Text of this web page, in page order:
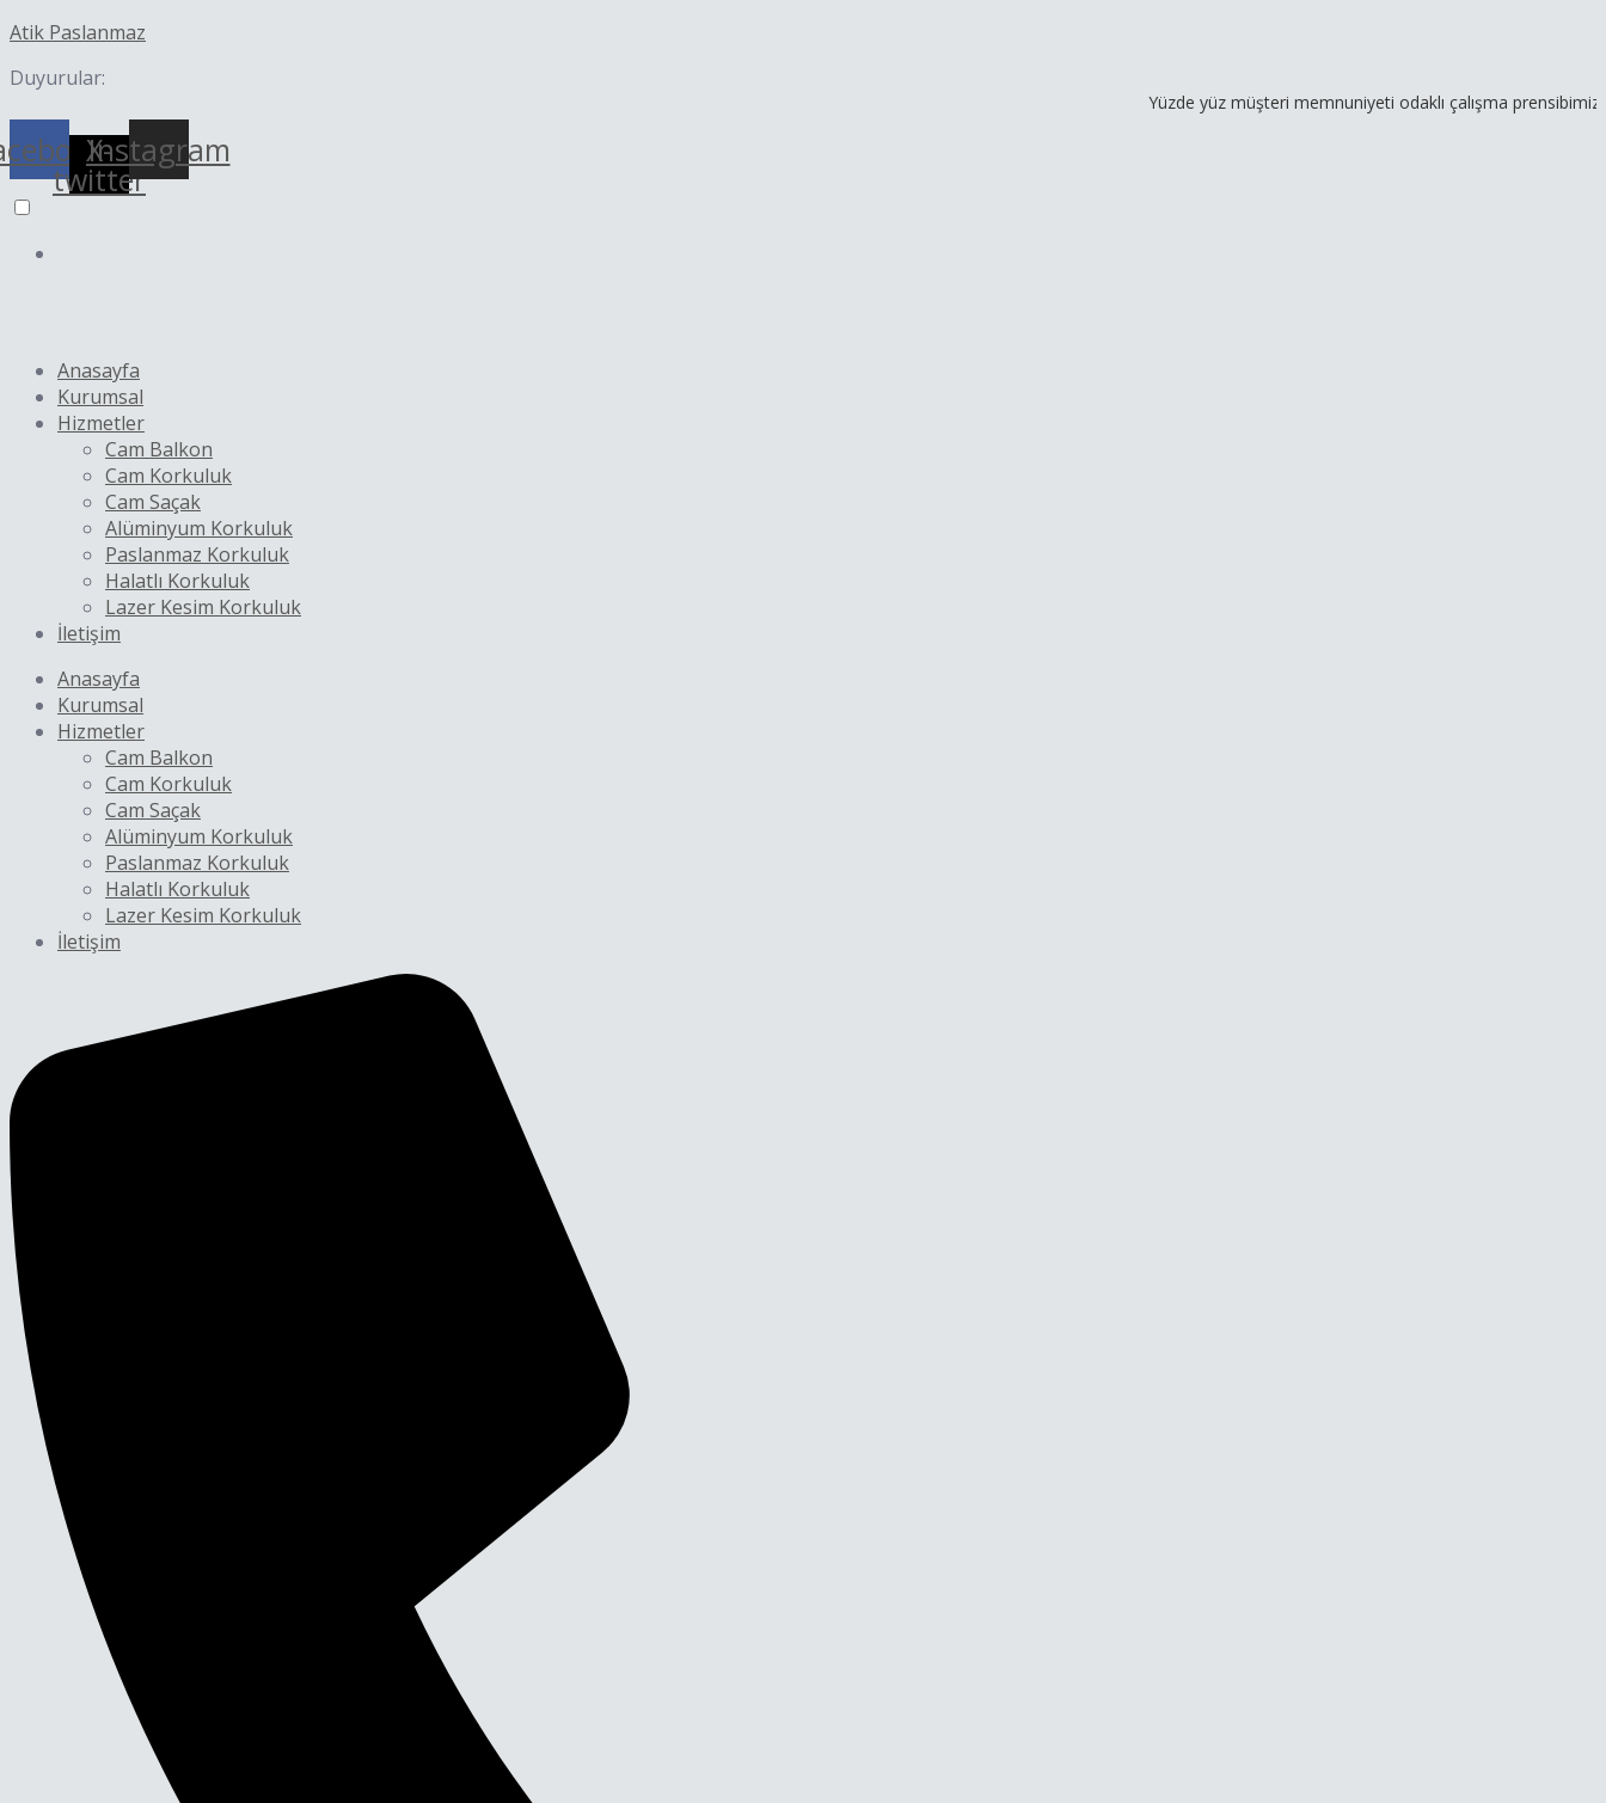
atla
Atik Paslanmaz
Duyurular:
Yüzde yüz müşteri memnuniyeti odaklı çalışma prensibimiz ve
X-
twitter
Instagram
Anasayfa
Kurumsal
Hizmetler
Cam Balkon
Cam Korkuluk
Cam Saçak
Alüminyum Korkuluk
Paslanmaz Korkuluk
Halatlı Korkuluk
Lazer Kesim Korkuluk
İletişim
Anasayfa
Kurumsal
Hizmetler
Cam Balkon
Cam Korkuluk
Cam Saçak
Alüminyum Korkuluk
Paslanmaz Korkuluk
Halatlı Korkuluk
Lazer Kesim Korkuluk
İletişim
dolaşımı